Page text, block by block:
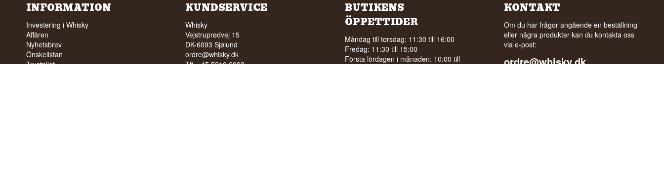
INFORMATION
Investering i Whisky
Affären
Nyhetsbrev
Önskelistan
Trustpilot
KUNDSERVICE
Whisky
Vejstruprødvej 15
DK-6093 Sjølund
ordre@whisky.dk
Tlf. +45 5210 6093
BUTIKENS
ÖPPETTIDER
Måndag till torsdag: 11:30 till 16:00
Fredag: 11:30 till 15:00
Första lördagen i månaden: 10:00 till
KONTAKT
Om du har frågor angående en beställning
eller några produkter kan du kontakta oss
via e-post:
ordre@whisky.dk